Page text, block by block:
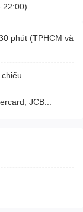
22:00)
phút (TPHCM và
JCB...